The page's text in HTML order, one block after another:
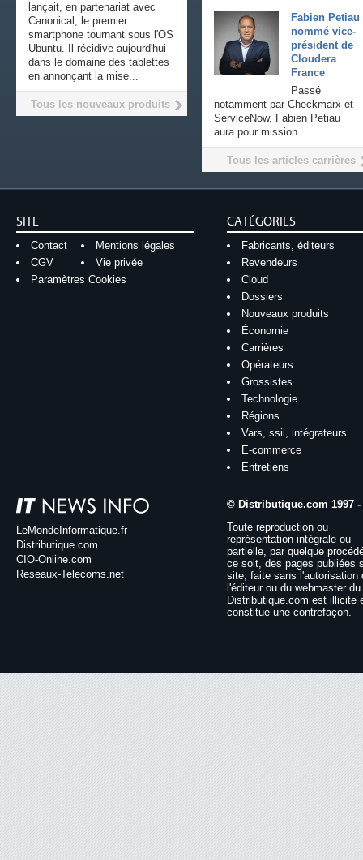
Fabien Petiau
nommé vice-
président de
Cloudera
France
Passé
notamment par Checkmarx et
ServiceNow, Fabien Petiau
aura pour mission...
Tous les articles carrières
lançait, en partenariat avec
Canonical, le premier
smartphone tournant sous l'OS
Ubuntu. Il récidive aujourd'hui
dans le domaine des tablettes
en annonçant la mise...
Tous les nouveaux produits
SITE
Contact
Mentions légales
CGV
Vie privée
Paramètres Cookies
CATÉGORIES
Fabricants, éditeurs
Revendeurs
Cloud
Dossiers
Nouveaux produits
Économie
Carrières
Opérateurs
Grossistes
Technologie
Régions
Vars, ssii, intégrateurs
E-commerce
Entretiens
LeMondeInformatique.fr
Distributique.com
CIO-Online.com
Reseaux-Telecoms.net
© Distributique.com 1997 -
Toute reproduction ou
représentation intégrale ou
partielle, par quelque
ce soit, des pages publiées
site, faite sans l'autorisation
l'éditeur ou du webmaster
Distributique.com est illicite
constitue une contrefaçon.